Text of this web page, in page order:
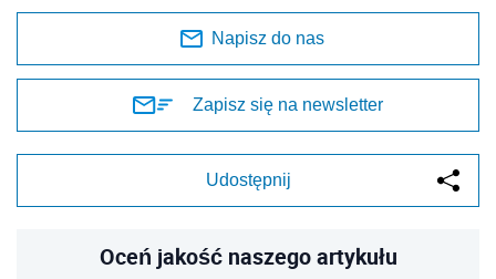
Napisz do nas
Zapisz się na newsletter
Udostępnij
Oceń jakość naszego artykułu